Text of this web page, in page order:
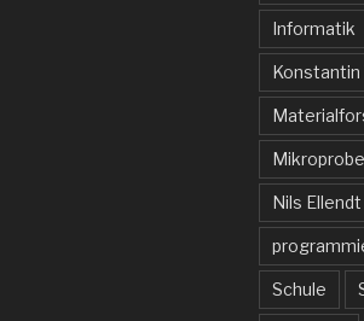
Informatik
Nils Ellendt
Schule